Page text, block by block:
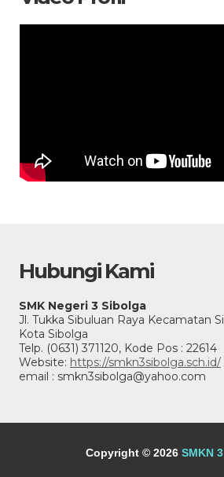
Hubungi Kami
SMK Negeri 3 Sibolga
Jl. Tukka Sibuluan Raya Kecamatan
Kota Sibolga
Telp. (0631) 371120, Kode Pos : 22614
Website: https://smkn3sibolga.sch.id/
email : smkn3sibolga@yahoo.com
Copyright © 2026 SMKN